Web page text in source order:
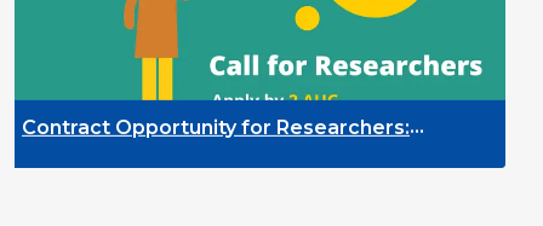
for Researchers:
Contract